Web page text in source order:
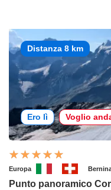
Distanza 8 km
Ero lì Voglio
Europa
Punto panoramico